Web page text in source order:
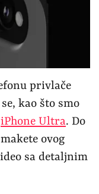
privlače
kao što smo
iPhone Ultra. Do
ovog
sa detaljnim